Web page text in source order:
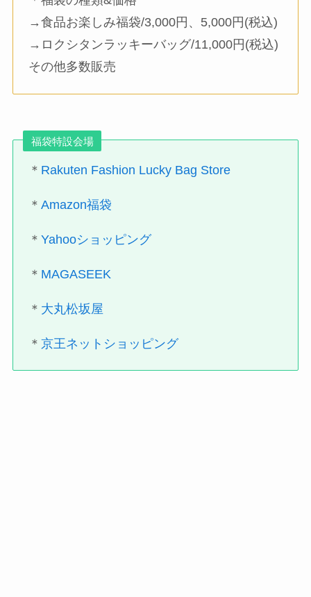
→食品お楽しみ福袋/3,000円、5,000円(税込)
→ロクシタンラッキーバッグ/11,000円(税込)
その他多数販売
福袋特設会場
＊ Rakuten Fashion Lucky Bag Store
＊Amazon福袋
＊Yahooショッピング
＊ MAGASEEK
＊ 大丸松坂屋
＊京王ネットショッピング